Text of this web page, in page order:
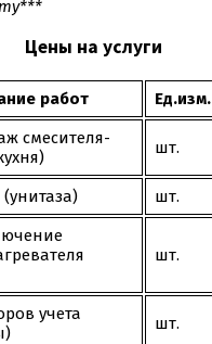
Цены на услуги
работ Ед.изм.
смесителя-
шт.
шт.
шт.
учета
шт.